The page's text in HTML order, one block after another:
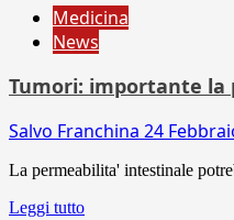
Medicina
News
Tumori: importante
Salvo Franchina 24
La permeabilita' intestinale
Leggi tutto